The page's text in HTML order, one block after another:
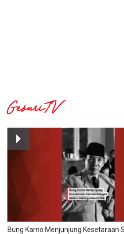
GesuriTV
Bung Karno Menjunjung Kesetaraan